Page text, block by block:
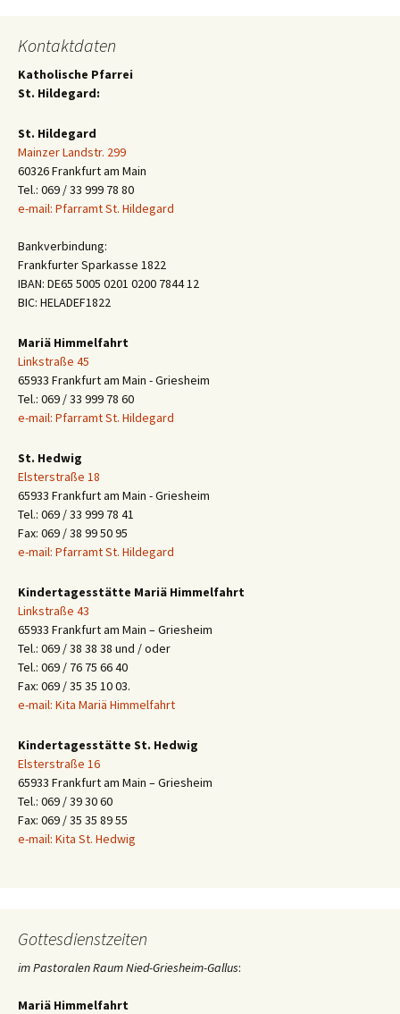
Kontaktdaten
Katholische Pfarrei
St. Hildegard:
St. Hildegard
Mainzer Landstr. 299
60326 Frankfurt am Main
Tel.: 069 / 33 999 78 80
e-mail: Pfarramt St. Hildegard
Bankverbindung:
Frankfurter Sparkasse 1822
IBAN: DE65 5005 0201 0200 7844 12
BIC: HELADEF1822
Mariä Himmelfahrt
Linkstraße 45
65933 Frankfurt am Main - Griesheim
Tel.: 069 / 33 999 78 60
e-mail: Pfarramt St. Hildegard
St. Hedwig
Elsterstraße 18
65933 Frankfurt am Main - Griesheim
Tel.: 069 / 33 999 78 41
Fax: 069 / 38 99 50 95
e-mail: Pfarramt St. Hildegard
Kindertagesstätte Mariä Himmelfahrt
Linkstraße 43
65933 Frankfurt am Main – Griesheim
Tel.: 069 / 38 38 38 und / oder
Tel.: 069 / 76 75 66 40
Fax: 069 / 35 35 10 03.
e-mail: Kita Mariä Himmelfahrt
Kindertagesstätte St. Hedwig
Elsterstraße 16
65933 Frankfurt am Main – Griesheim
Tel.: 069 / 39 30 60
Fax: 069 / 35 35 89 55
e-mail: Kita St. Hedwig
Gottesdienstzeiten
im Pastoralen Raum Nied-Griesheim-Gallus:
Mariä Himmelfahrt